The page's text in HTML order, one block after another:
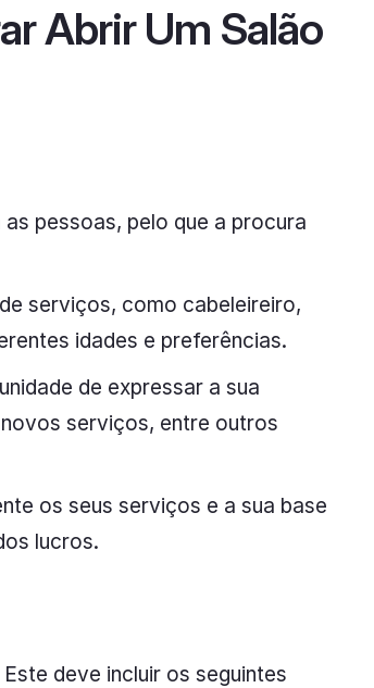
Abrir Um Salão
pessoas, pelo que a procura
serviços, como cabeleireiro,
idades e preferências.
de expressar a sua
serviços, entre outros
os seus serviços e a sua base
lucros.
deve incluir os seguintes